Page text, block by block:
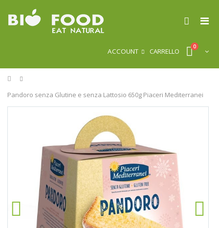
ACCOUNT CARRELLO
0
Home
Pandoro senza Glutine e senza Lattosio 650g Piaceri Mediterranei